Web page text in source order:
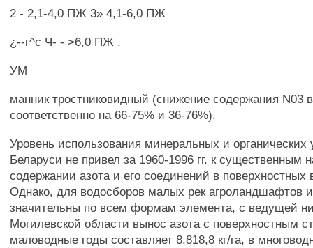
2 - 2,1-4,0 ПЖ 3» 4,1-6,0 ПЖ
¿--г^с Ч- - >6,0 ПЖ .
УМ
манник тростниковидный (снижение содержания N03
соответственно на 66-75% и 36-76%).
Уровень использования минеральных и органических
Беларуси не привел за 1960-1996 гг. к существенным
содержании азота и его соединений в поверхностных
Однако, для водосборов малых рек агроландшафтов
значительны по всем формам элемента, с ведущей
Могилевской области вынос азота с поверхностным
маловодные годы составляет 8,818,8 кг/га, в